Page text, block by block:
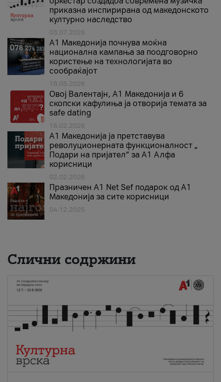
приказна инспирирана од македонското
културно наследство
03.07.2026
A1 Македонија почнува моќна
национална кампања за поодговорно
користење на технологијата во
сообраќајот
18.05.2026
Овој Валентајн, A1 Македонија и 6
скопски кафулиња ја отворија темата за
safe dating
16.02.2026
А1 Македонија ја претставува
револуционерната функционалност „
Подари на пријател“ за А1 Алфа
корисници
02.02.2026
Празничен A1 Net Sеf подарок од А1
Македонија за сите корисници
04.12.2025
Слични содржини